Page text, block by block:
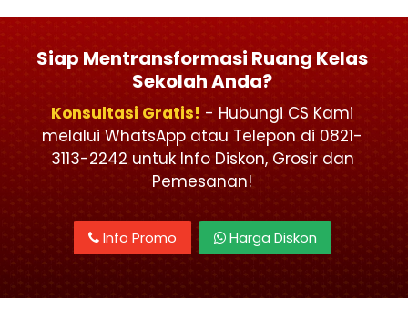
Siap Mentransformasi Ruang Kelas
Sekolah Anda?
Konsultasi Gratis! - Hubungi CS Kami
melalui WhatsApp atau Telepon di 0821-
3113-2242 untuk Info Diskon, Grosir dan
Pemesanan!
Info Promo Harga Diskon